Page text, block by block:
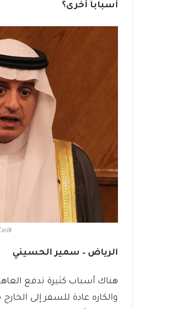
أسباباً أخرى؟
الرياض – سمير الحسيني
والكاره عادة للسفر إلى